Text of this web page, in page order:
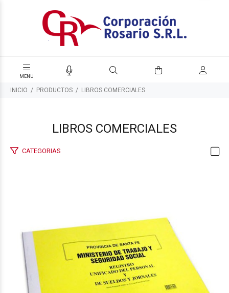
INICIO PRODUCTOS LIBROS COMERCIALES
LIBROS COMERCIALES
CATEGORIAS